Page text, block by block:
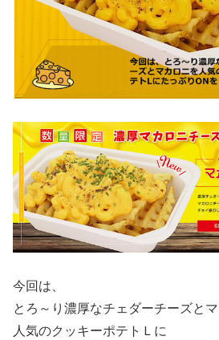
今回は、
とろ～り濃厚なチェダーチーズと
人気のクッキーポテトＬに